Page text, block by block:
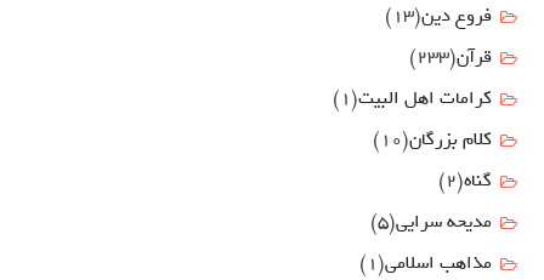
فروع دين(13)
قرآن(233)
كرامات اهل البيت(1)
کلام بزرگان(10)
گناه(2)
مدیحه سرایی(5)
مذاهب اسلامی(1)